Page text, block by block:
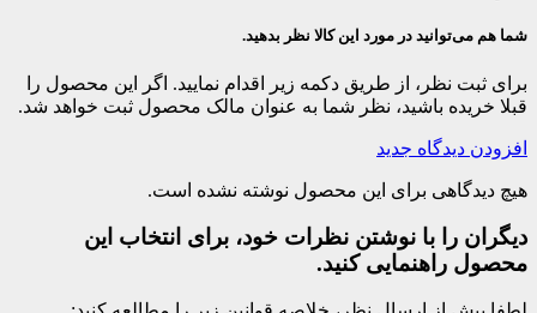
شما هم می‌توانید در مورد این کالا نظر بدهید.
برای ثبت نظر، از طریق دکمه زیر اقدام نمایید. اگر این محصول را
قبلا خریده باشید، نظر شما به عنوان مالک محصول ثبت خواهد شد.
افزودن دیدگاه جدید
هیچ دیدگاهی برای این محصول نوشته نشده است.
دیگران را با نوشتن نظرات خود، برای انتخاب این
محصول راهنمایی کنید.